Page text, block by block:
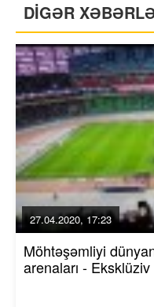
DİGƏR
27.04.2020, 17:23
Möhtəşəmliyi
arenaları - Eksklüziv